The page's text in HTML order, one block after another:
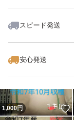
スピード発送
安心発送
1,000円